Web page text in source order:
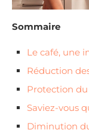
Sommaire
Le café, une
Réduction
Protection
Saviez-vous
Diminution